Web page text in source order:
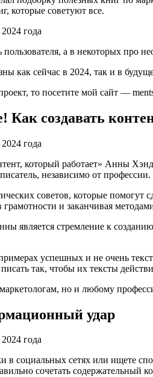
которые советуют все.
пользователя, а в некоторых про
как сейчас в 2024, так и в
то посетите мой сайт —
создавать
который работает» Анны
независимо от
советов, которые
и заканчивая
является стремление к
успешных и не очень
так, чтобы их тексты
но и любому
удар
в социальных сетях или ищете
сочетать